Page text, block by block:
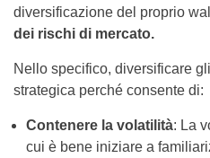
diversificazione del proprio
dei rischi di mercato.
Nello specifico, diversificare
strategica perché consente di:
Contenere la volatilità: La
cui è bene iniziare a